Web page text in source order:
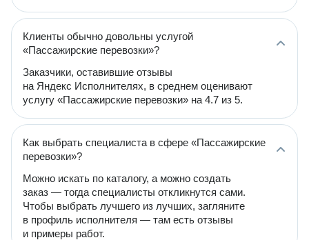
Клиенты обычно довольны услугой
«Пассажирские перевозки»?
Заказчики, оставившие отзывы
на Яндекс Исполнителях, в среднем оценивают
услугу «Пассажирские перевозки» на 4.7 из 5.
Как выбрать специалиста в сфере «Пассажирские
перевозки»?
Можно искать по каталогу, а можно создать
заказ — тогда специалисты откликнутся сами.
Чтобы выбрать лучшего из лучших, загляните
в профиль исполнителя — там есть отзывы
и примеры работ.